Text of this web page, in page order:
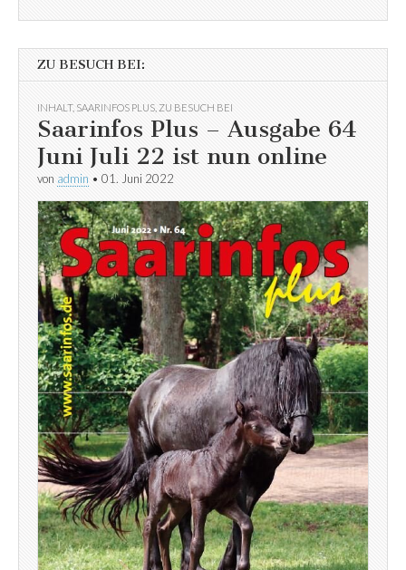
ZU BESUCH BEI:
INHALT, SAARINFOS PLUS ZU BESUCH BEI
Saarinfos Plus – Ausgabe 64
Juni Juli 22 ist nun online
von admin • 01. Juni 2022